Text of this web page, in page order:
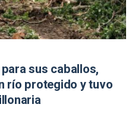
sus caballos,
río protegido y tuvo